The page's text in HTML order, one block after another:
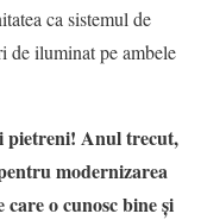
ca sistemul de
de iluminat pe ambele
pietreni! Anul trecut,
modernizarea
o cunosc bine și